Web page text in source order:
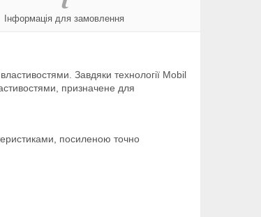
Інформація для замовлення
Завдяки технології Mobil
призначене для
посиленою точно